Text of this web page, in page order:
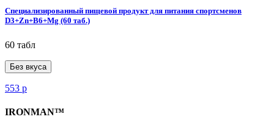
Специализированный пищевой продукт для питания спортсменов
D3+Zn+B6+Mg (60 таб.)
60 табл
Без вкуса
553 р
IRONMAN™